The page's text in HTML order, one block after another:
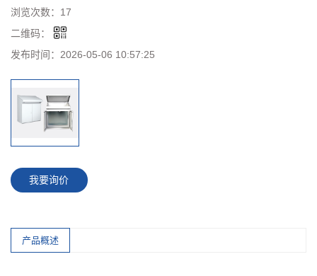
浏览次数： 17
二维码：
发布时间： 2026-05-06 10:57:25
我要询价
产品概述